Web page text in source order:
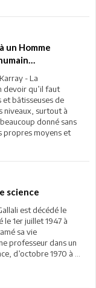
un Homme
- La
devoir qu’il faut
bâtisseuses de
niveaux, surtout à
donné sans
propres moyens et
science
est décédé le
le 1er juillet 1947 à
sa vie
professeur dans un
d’octobre 1970 à ...